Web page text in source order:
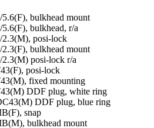
bulkhead mount
bulkhead, r/a
2.3(M), posi-lock
bulkhead mount
posi-lock r/a
posi-lock
fixed mounting
DDF plug, white ring
DDF plug, blue ring
snap
bulkhead mount